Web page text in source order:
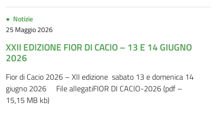
Notizie
25 Maggio 2026
XXII EDIZIONE FIOR DI CACIO – 13 E 14 GIUGNO
2026
Fior di Cacio 2026 – XII edizione sabato 13 e domenica 14
giugno 2026 File allegatiFIOR DI CACIO-2026 (pdf –
15,15 MB kb)